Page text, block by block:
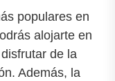
populares en
alojarte en
de la
Además, la